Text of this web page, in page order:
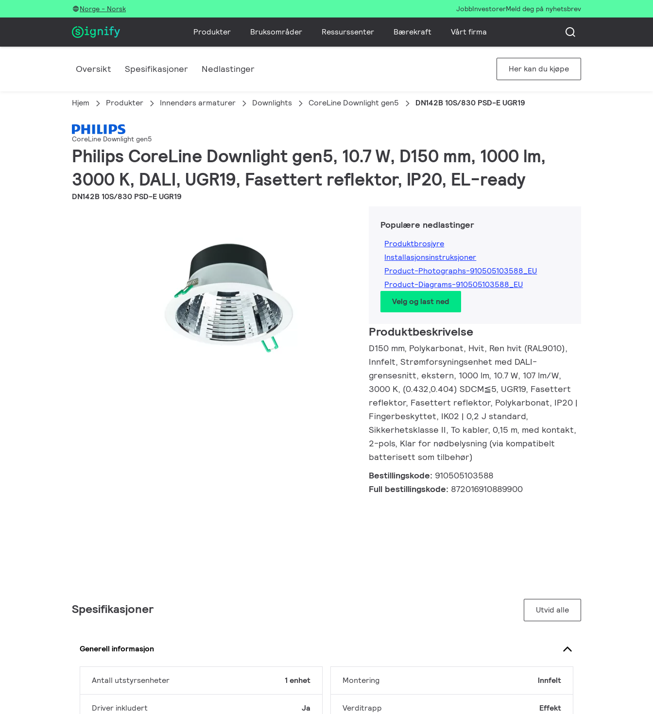
Norge - Norsk JobbInvestorerMeld deg på nyhetsbrev
Produkter Bruksområder Ressurssenter Bærekraft Vårt firma
Oversikt Spesifikasjoner Nedlastinger Her kan du kjøpe
Hjem Produkter Innendørs armaturer Downlights CoreLine Downlight gen5 DN142B 10S/830 PSD-E UGR19
CoreLine Downlight gen5
Philips CoreLine Downlight gen5, 10.7 W, D150 mm, 1000 lm,
3000 K, DALI, UGR19, Fasettert reflektor, IP20, EL-ready
DN142B 10S/830 PSD-E UGR19
Populære nedlastinger
Produktbrosjyre
Installasjonsinstruksjoner
Product-Photographs-910505103588_EU
Product-Diagrams-910505103588_EU
Velg og last ned
Produktbeskrivelse
D150 mm, Polykarbonat, Hvit, Ren hvit (RAL9010),
Innfelt, Strømforsyningsenhet med DALI-
grensesnitt, ekstern, 1000 lm, 10.7 W, 107 lm/W,
3000 K, (0.432,0.404) SDCM≦5, UGR19, Fasettert
reflektor, Fasettert reflektor, Polykarbonat, IP20 |
Fingerbeskyttet, IK02 | 0,2 J standard,
Sikkerhetsklasse II, To kabler, 0,15 m, med kontakt,
2-pols, Klar for nødbelysning (via kompatibelt
batterisett som tilbehør)
Bestillingskode: 910505103588
Full bestillingskode: 872016910889900
Spesifikasjoner Utvid alle
Generell informasjon
Antall utstyrsenheter 1 enhet
Driver inkludert Ja
Montering Innfelt
Verditrapp Effekt